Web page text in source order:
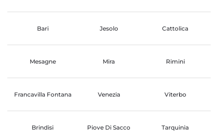
Bari Jesolo Cattolica
Mesagne Mira Rimini
Francavilla Fontana Venezia Viterbo
Brindisi Piove Di Sacco Tarquinia